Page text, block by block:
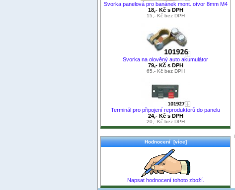
Svorka panelová pro banánek mont. otvor 8mm M4
18,- Kč s DPH
15,- Kč bez DPH
Svorka na olověný auto akumulátor
79,- Kč s DPH
65,- Kč bez DPH
Terminál pro připojení reproduktorů do panelu
24,- Kč s DPH
20,- Kč bez DPH
Hodnocení [více]
Napsat hodnocení tohoto zboží.